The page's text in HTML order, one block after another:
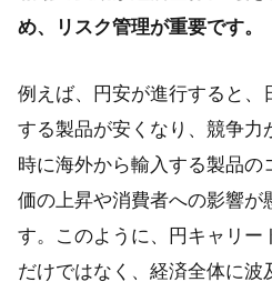
め、リスク管理が重要です。
例えば、円安が進行すると、
する製品が安くなり、競争力
時に海外から輸入する製品の
価の上昇や消費者への影響が
す。このように、円キャリー
だけではなく、経済全体に波